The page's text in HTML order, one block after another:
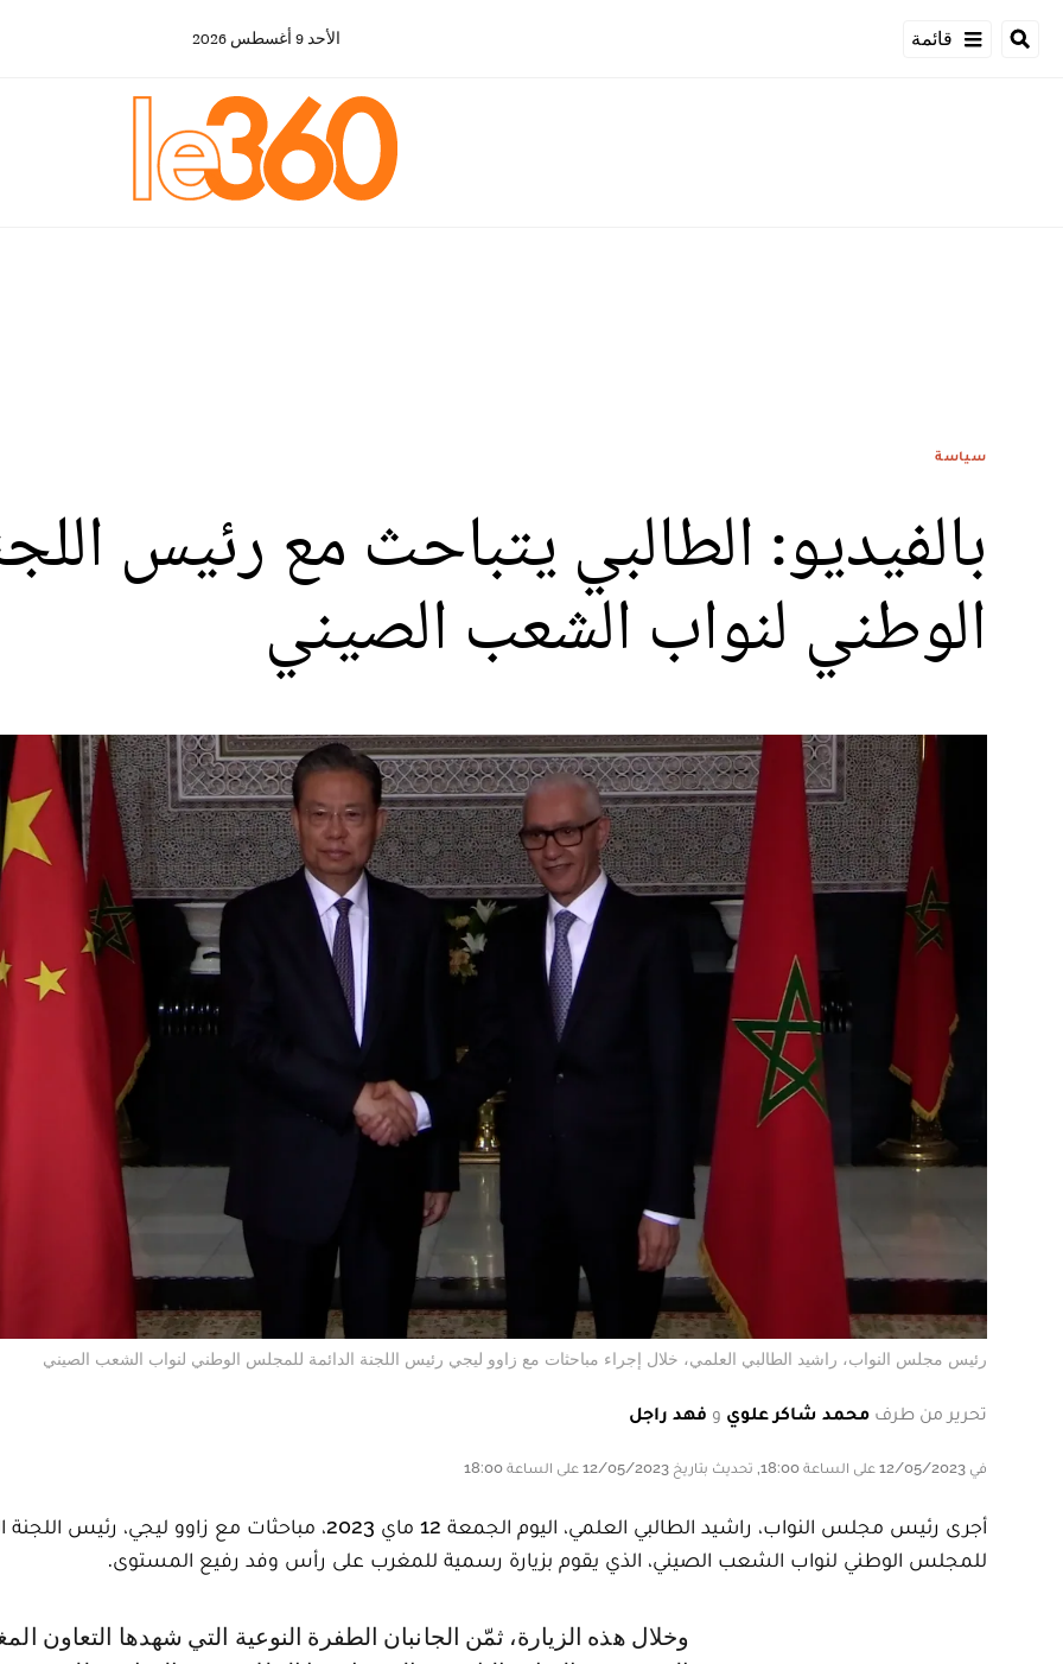
قائمة الأحد 9 أغسطس 2026
سياسة
بالفيديو: الطالبي يتباحث مع رئيس
الوطني لنواب الشعب الصيني
رئيس مجلس النواب، راشيد الطالبي العلمي، خلال إجراء مباحثات مع زاوو ليجي رئيس اللجنة الدائمة للمجلس الوطني لنواب الشعب الصيني
تحرير من طرف محمد شاكر علوي و فهد راجل
في 12/05/2023 على الساعة 18:00, تحديث بتاريخ 12/05/2023 على الساعة 18:00
أجرى رئيس مجلس النواب، راشيد الطالبي العلمي، اليوم الجمعة 12 ماي 2023، مباحثات مع زاوو ليجي،
للمجلس الوطني لنواب الشعب الصيني، الذي يقوم بزيارة رسمية للمغرب على رأس وفد رفيع المستوى.
وخلال هذه الزيارة، ثمّن الجانبان الطفرة النوعية التي شهدها التعاون المغربي-